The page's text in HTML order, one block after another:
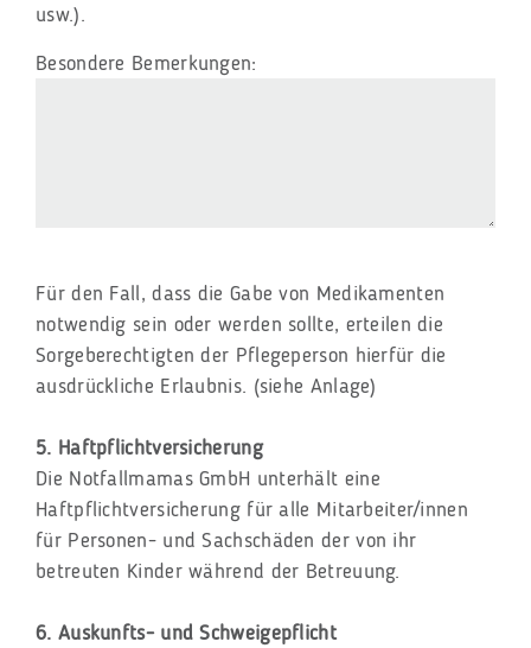
usw.).
Besondere Bemerkungen:
Für den Fall, dass die Gabe von Medikamenten
notwendig sein oder werden sollte, erteilen die
Sorgeberechtigten der Pflegeperson hierfür die
ausdrückliche Erlaubnis. (siehe Anlage)
5. Haftpflichtversicherung
Die Notfallmamas GmbH unterhält eine
Haftpflichtversicherung für alle Mitarbeiter/innen
für Personen- und Sachschäden der von ihr
betreuten Kinder während der Betreuung.
6. Auskunfts- und Schweigepflicht